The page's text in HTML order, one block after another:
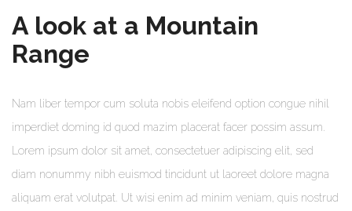
A look at a Mountain
Range
Nam liber tempor cum soluta nobis eleifend option congue nihil
imperdiet doming id quod mazim placerat facer possim assum.
Lorem ipsum dolor sit amet, consectetuer adipiscing elit, sed
diam nonummy nibh euismod tincidunt ut laoreet dolore magna
aliquam erat volutpat. Ut wisi enim ad minim veniam, quis nostrud